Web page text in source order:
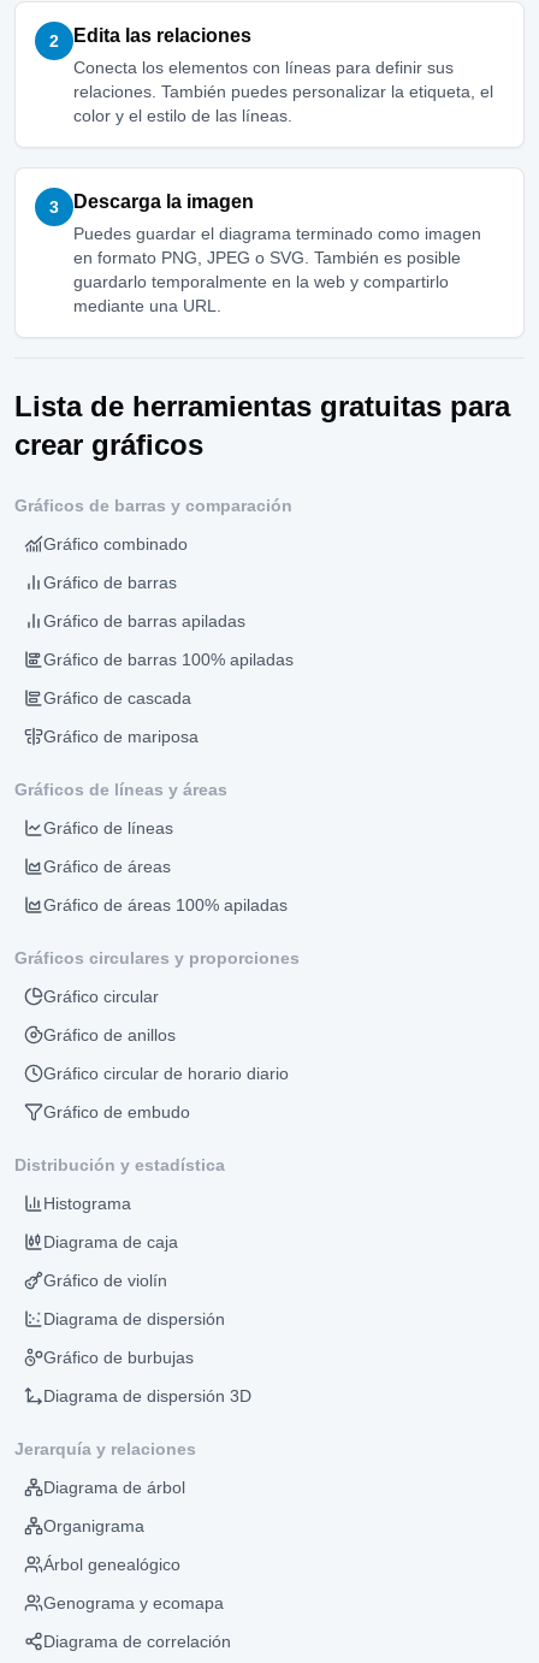
2 Edita las relaciones
Conecta los elementos con líneas para definir sus
relaciones. También puedes personalizar la etiqueta, el
color y el estilo de las líneas.
3 Descarga la imagen
Puedes guardar el diagrama terminado como imagen
en formato PNG, JPEG o SVG. También es posible
guardarlo temporalmente en la web y compartirlo
mediante una URL.
Lista de herramientas gratuitas para
crear gráficos
Gráficos de barras y comparación
Gráfico combinado
Gráfico de barras
Gráfico de barras apiladas
Gráfico de barras 100% apiladas
Gráfico de cascada
Gráfico de mariposa
Gráficos de líneas y áreas
Gráfico de líneas
Gráfico de áreas
Gráfico de áreas 100% apiladas
Gráficos circulares y proporciones
Gráfico circular
Gráfico de anillos
Gráfico circular de horario diario
Gráfico de embudo
Distribución y estadística
Histograma
Diagrama de caja
Gráfico de violín
Diagrama de dispersión
Gráfico de burbujas
Diagrama de dispersión 3D
Jerarquía y relaciones
Diagrama de árbol
Organigrama
Árbol genealógico
Genograma y ecomapa
Diagrama de correlación